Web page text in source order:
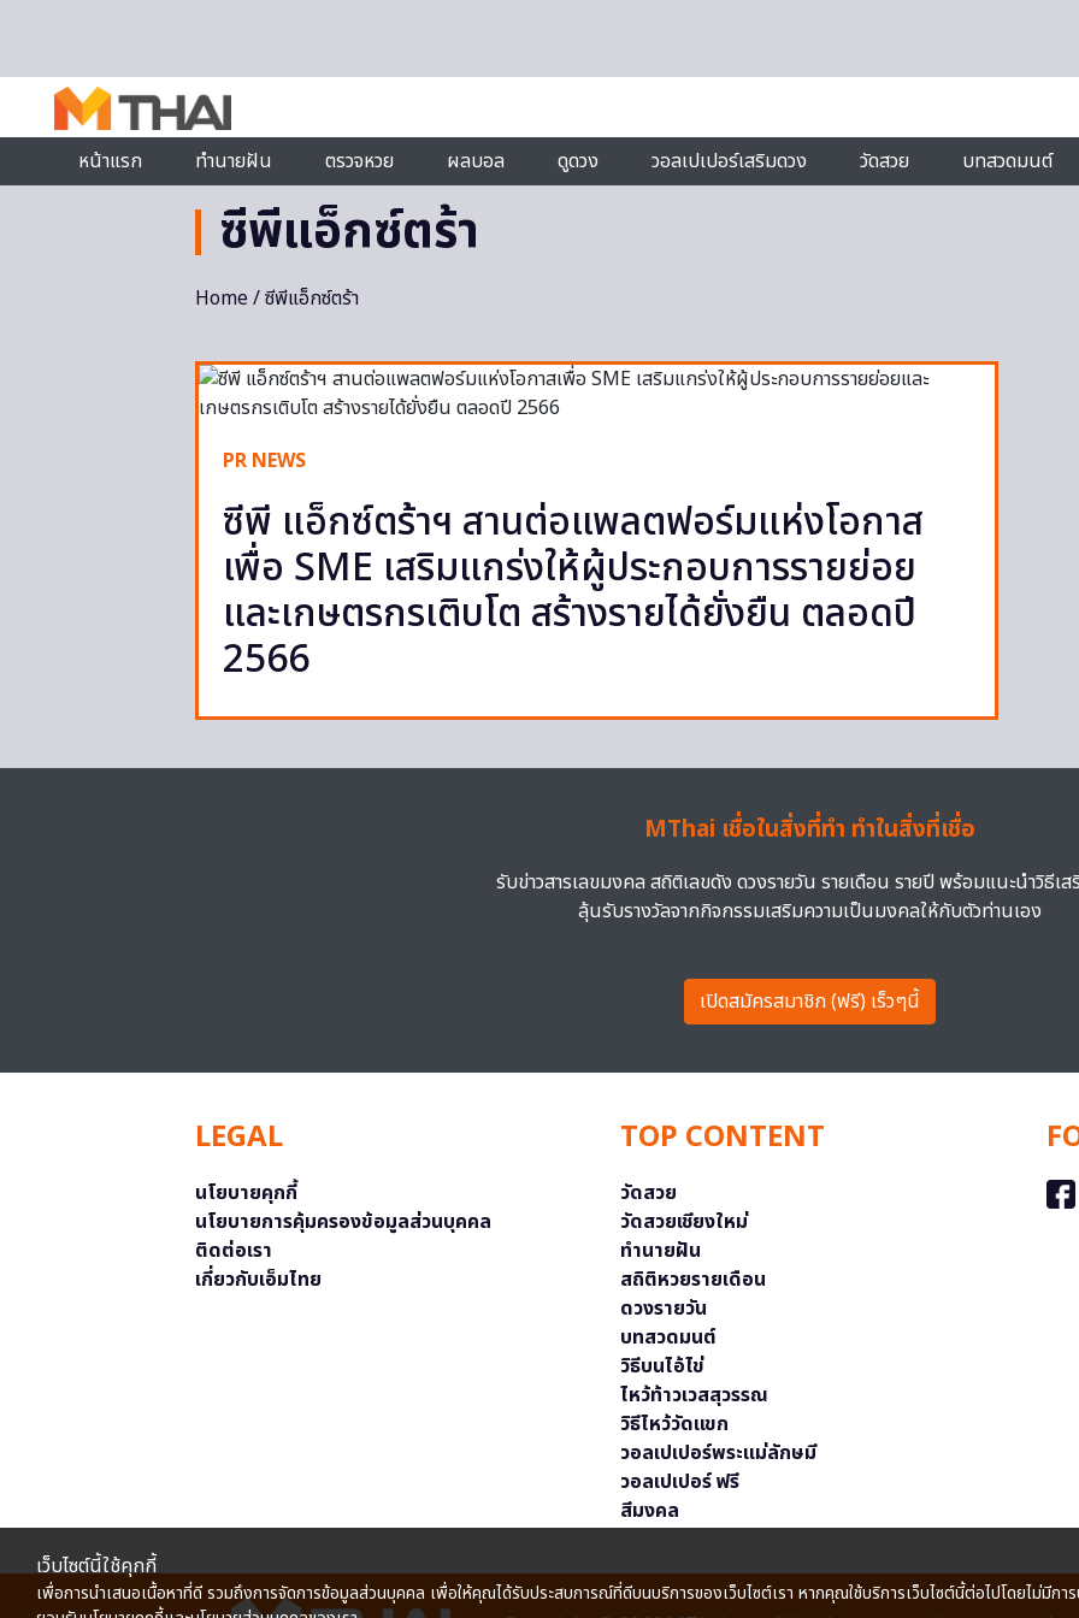
หน้าแรก
ทำนายฝัน ตรวจหวย ผลบอล ดูดวง วอลเปเปอร์เสริมดวง วัดสวย บทสวดมนต์
ซีพีแอ็กซ์ตร้า
Home/ ซีพีแอ็กซ์ตร้า
PR NEWS
ซีพี แอ็กซ์ตร้าฯ สานต่อแพลตฟอร์มแห่งโอกาส
เพื่อ SME เสริมแกร่งให้ผู้ประกอบการรายย่อย
และเกษตรกรเติบโต สร้างรายได้ยั่งยืน ตลอดปี
2566
MThai เชื่อในสิ่งที่ทำ ทำในสิ่งที่เชื่อ
รับข่าวสารเลขมงคล สถิติเลขดัง ดวงรายวัน รายเดือน รายปี พร้อมแนะนำวิธีเส
ลุ้นรับรางวัลจากกิจกรรมเสริมความเป็นมงคลให้กับตัวท่านเอง
เปิดสมัครสมาชิก (ฟรี) เร็วๆนี้
LEGAL
นโยบายคุกกี้
นโยบายการคุ้มครองข้อมูลส่วนบุคคล
ติดต่อเรา
เกี่ยวกับเอ็มไทย
TOP CONTENT
วัดสวย
วัดสวยเชียงใหม่
ทำนายฝัน
สถิติหวยรายเดือน
ดวงรายวัน
บทสวดมนต์
วิธีบนไอ้ไข่
ไหว้ท้าวเวสสุวรรณ
วิธีไหว้วัดแขก
วอลเปเปอร์พระแม่ลักษมี
วอลเปเปอร์ ฟรี
สีมงคล
เว็บไซต์นี้ใช้คุกกี้
เพื่อการนำเสนอเนื้อหาที่ดี รวมถึงการจัดการข้อมูลส่วนบุคคล เพื่อให้คุณได้รับประสบการณ์ที่ดีบนบริการของเว็บไซต์เรา หากคุณใช้บริการเว็บไซต์นี้ต่อไปโดยไม่มีก